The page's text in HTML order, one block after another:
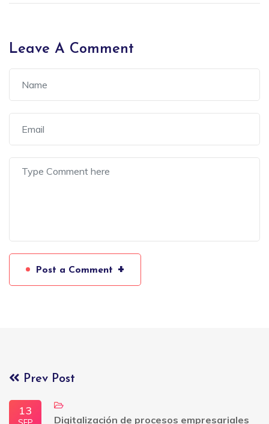
Leave A Comment
Post a Comment +
Prev Post
13
Digitalización de procesos empresariales